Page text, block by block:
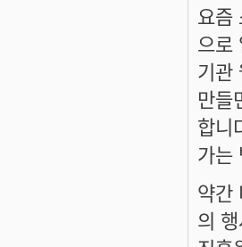
요즘
으로
기관
만들
합니
가는
약간
의